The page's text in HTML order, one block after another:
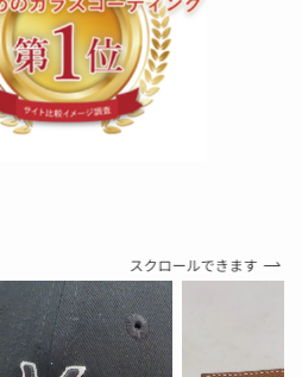
スクロールできます